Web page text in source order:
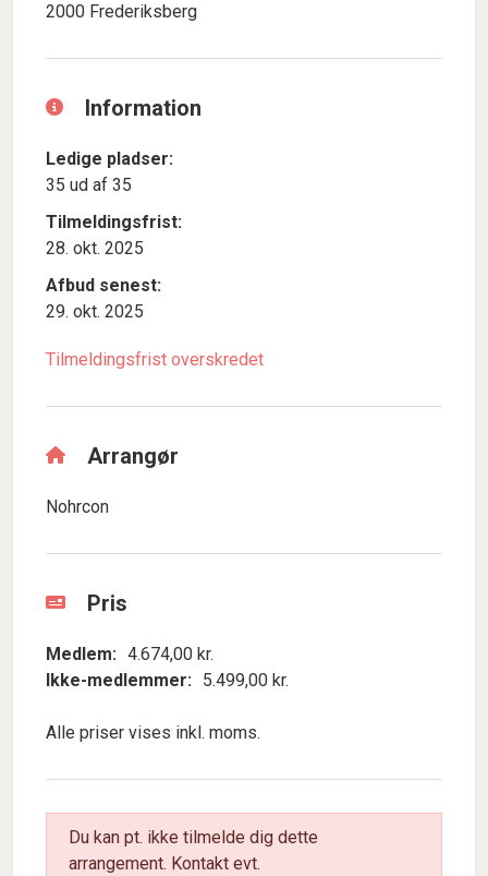
2000 Frederiksberg
Information
Ledige pladser:
35 ud af 35
Tilmeldingsfrist:
28. okt. 2025
Afbud senest:
29. okt. 2025
Tilmeldingsfrist overskredet
Arrangør
Nohrcon
Pris
Medlem: 4.674,00 kr.
Ikke-medlemmer: 5.499,00 kr.
Alle priser vises inkl. moms.
Du kan pt. ikke tilmelde dig dette
arrangement. Kontakt evt.